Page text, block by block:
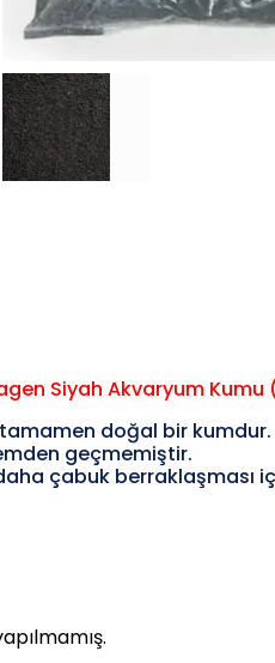
Siyah Akvaryum Kumu
doğal bir kumdur.
geçmemiştir.
çabuk